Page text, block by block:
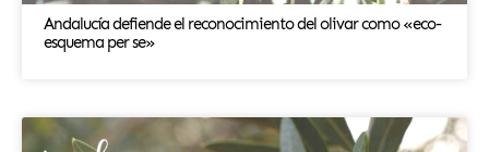
Andalucía defiende el reconocimiento del olivar como «eco-
esquema per se»